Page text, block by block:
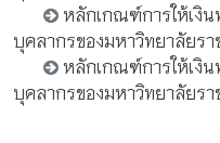
หลักเกณฑ์การให้เงิ
บุคลากรของมหาวิทยาลัยร
หลักเกณฑ์การให้เงิ
บุคลากรของมหาวิทยาลัยร